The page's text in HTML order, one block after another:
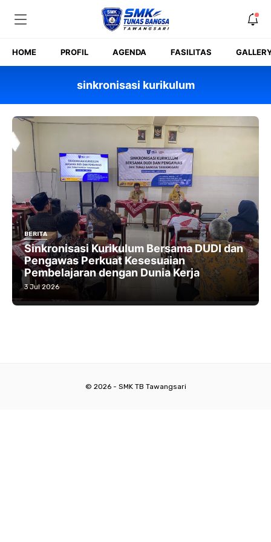
HOME PROFIL AGENDA FASILITAS
sinkronisasi kurikulum
BERITA
Sinkronisasi Kurikulum Bersama DUDI dan
Pengawas Perkuat Kesesuaian
Pembelajaran dengan Dunia Kerja
3 Jul 2026
© 2026 - SMK TB Tawangsari